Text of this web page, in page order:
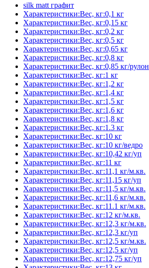
silk matt графит
Характеристики:Вес, кг:0,1 кг
Характеристики:Вес, кг:0,15 кг
Характеристики:Вес, кг:0,2 кг
Характеристики:Вес, кг:0,5 кг
Характеристики:Вес, кг:0,65 кг
Характеристики:Вес, кг:0,8 кг
Характеристики:Вес, кг:0,85 кг/рулон
Характеристики:Вес, кг:1 кг
Характеристики:Вес, кг:1,2 кг
Характеристики:Вес, кг:1,4 кг
Характеристики:Вес, кг:1,5 кг
Характеристики:Вес, кг:1,6 кг
Характеристики:Вес, кг:1,8 кг
Характеристики:Вес, кг:1.3 кг
Характеристики:Вес, кг:10 кг
Характеристики:Вес, кг:10 кг/ведро
Характеристики:Вес, кг:10,42 кг/уп
Характеристики:Вес, кг:11 кг
Характеристики:Вес, кг:11,1 кг/м.кв.
Характеристики:Вес, кг:11,15 кг/уп
Характеристики:Вес, кг:11,5 кг/м.кв.
Характеристики:Вес, кг:11,6 кг/м.кв.
Характеристики:Вес, кг:11.1 кг/м.кв.
Характеристики:Вес, кг:12 кг/м.кв.
Характеристики:Вес, кг:12,3 кг/м.кв.
Характеристики:Вес, кг:12,3 кг/уп
Характеристики:Вес, кг:12,5 кг/м.кв.
Характеристики:Вес, кг:12,5 кг/уп
Характеристики:Вес, кг:12,75 кг/уп